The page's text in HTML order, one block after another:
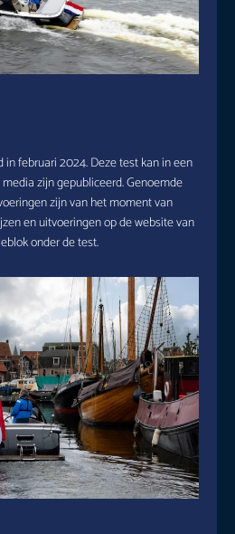
februari 2024. Deze test kan in een
zijn gepubliceerd. Genoemde
zijn van het moment van
en uitvoeringen op de website van
onder de test.